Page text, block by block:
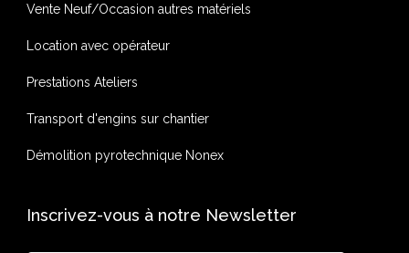
Vente Neuf/Occasion autres matériels
Location avec opérateur
Prestations Ateliers
Transport d'engins sur chantier
Démolition pyrotechnique Nonex
Inscrivez-vous à notre Newsletter